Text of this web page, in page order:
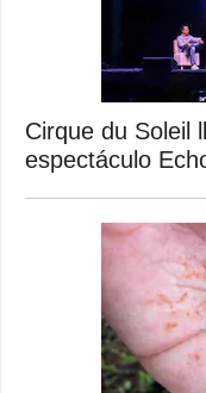
Cirque du Soleil
espectáculo